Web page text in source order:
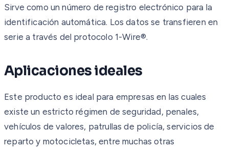
Sirve como un número de registro electrónico para la
identificación automática. Los datos se transfieren en
serie a través del protocolo 1-Wire®.
Aplicaciones ideales
Este producto es ideal para empresas en las cuales
existe un estricto régimen de seguridad, penales,
vehículos de valores, patrullas de policía, servicios de
reparto y motocicletas, entre muchas otras